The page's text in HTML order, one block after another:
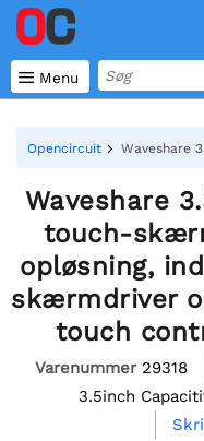
 Menu
Opencircuit Waveshare
Waveshare
touch-
opløsning,
skærmdriver
touch
Varenummer 29318
3.5inch